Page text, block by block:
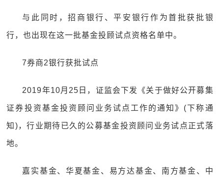
与此同时，招商银行、平安银行作为首批获批银
行，也出现在这一批基金投顾试点资格名单中。
7券商2银行获批试点
2019年10月25日，证监会下发《关于做好公开募集
证券投资基金投资顾问业务试点工作的通知》(下称通
知)，行业期待已久的公募基金投资顾问业务试点正式落
地。
嘉实基金、华夏基金、易方达基金、南方基金、中